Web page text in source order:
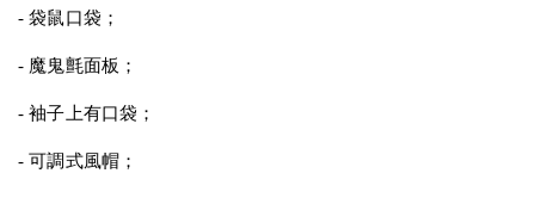
- 袋鼠口袋；
- 魔鬼氈面板；
- 袖子上有口袋；
- 可調式風帽；